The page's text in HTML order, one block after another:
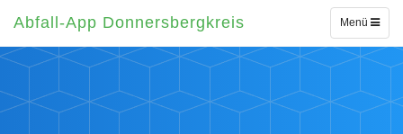
Toggle
navigation
Menü
Abfall-App Donnersbergkreis